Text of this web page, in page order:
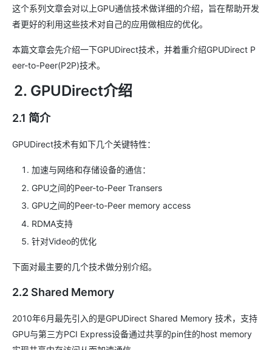
这个系列文章会对以上GPU通信技术做详细的介绍，旨在帮助开发
者更好的利用这些技术对自己的应用做相应的优化。
本篇文章会先介绍一下GPUDirect技术，并着重介绍GPUDirect P
eer-to-Peer(P2P)技术。
2. GPUDirect介绍
2.1 简介
GPUDirect技术有如下几个关键特性：
加速与网络和存储设备的通信：
GPU之间的Peer-to-Peer Transers
GPU之间的Peer-to-Peer memory access
RDMA支持
针对Video的优化
下面对最主要的几个技术做分别介绍。
2.2 Shared Memory
2010年6月最先引入的是GPUDirect Shared Memory 技术，支持
GPU与第三方PCI Express设备通过共享的pin住的host memory